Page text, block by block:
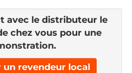
avec le distributeur le
chez vous pour une
un revendeur local